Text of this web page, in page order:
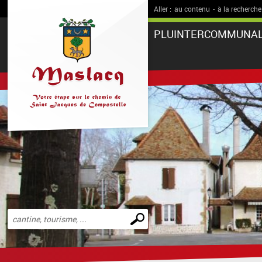
Aller : au contenu - à la recherche
Effectuer
une
recherche